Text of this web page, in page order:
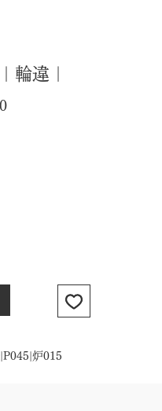
輪違｜
価
炉015